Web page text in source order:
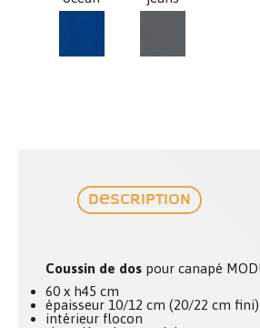
Description
Coussin de dos pour canapé
60 x h45 cm
épaisseur 10/12 cm (20/22 cm fini)
intérieur flocon